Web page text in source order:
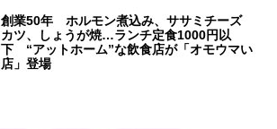
創業50年 ホルモン煮込み、ササミチーズ
カツ、しょうが焼…ランチ定食1000円以
下 “アットホーム”な飲食店が「オモウマい
店」登場